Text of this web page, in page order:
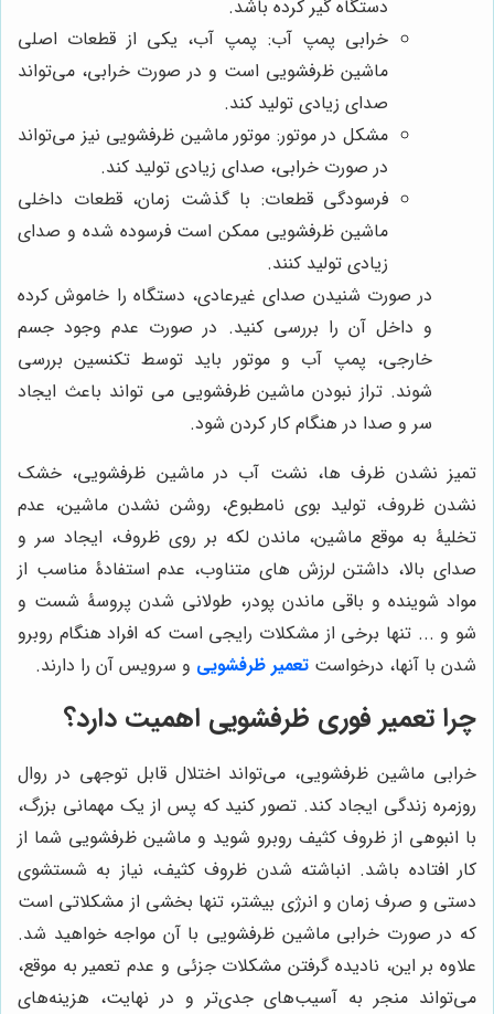
دستگاه گیر کرده باشد.
خرابی پمپ آب: پمپ آب، یکی از قطعات اصلی
ماشین ظرفشویی است و در صورت خرابی، می‌تواند
صدای زیادی تولید کند.
مشکل در موتور: موتور ماشین ظرفشویی نیز می‌تواند
در صورت خرابی، صدای زیادی تولید کند.
فرسودگی قطعات: با گذشت زمان، قطعات داخلی
ماشین ظرفشویی ممکن است فرسوده شده و صدای
زیادی تولید کنند.
در صورت شنیدن صدای غیرعادی، دستگاه را خاموش کرده
و داخل آن را بررسی کنید. در صورت عدم وجود جسم
خارجی، پمپ آب و موتور باید توسط تکنسین بررسی
شوند. تراز نبودن ماشین ظرفشویی می تواند باعث ایجاد
سر و صدا در هنگام کار کردن شود.
تمیز نشدن ظرف ها، نشت آب در ماشین ظرفشویی، خشک
نشدن ظروف، تولید بوی نامطبوع، روشن نشدن ماشین، عدم
تخلیۀ به موقع ماشین، ماندن لکه بر روی ظروف، ایجاد سر و
صدای بالا، داشتن لرزش های متناوب، عدم استفادۀ مناسب از
مواد شوینده و باقی ماندن پودر، طولانی شدن پروسۀ شست و
شو و ... تنها برخی از مشکلات رایجی است که افراد هنگام روبرو
شدن با آنها، درخواست تعمیر ظرفشویی و سرویس آن را دارند.
چرا تعمیر فوری ظرفشویی اهمیت دارد؟
خرابی ماشین ظرفشویی، می‌تواند اختلال قابل توجهی در روال
روزمره زندگی ایجاد کند. تصور کنید که پس از یک مهمانی بزرگ،
با انبوهی از ظروف کثیف روبرو شوید و ماشین ظرفشویی شما از
کار افتاده باشد. انباشته شدن ظروف کثیف، نیاز به شستشوی
دستی و صرف زمان و انرژی بیشتر، تنها بخشی از مشکلاتی است
که در صورت خرابی ماشین ظرفشویی با آن مواجه خواهید شد.
علاوه بر این، نادیده گرفتن مشکلات جزئی و عدم تعمیر به موقع،
می‌تواند منجر به آسیب‌های جدی‌تر و در نهایت، هزینه‌های